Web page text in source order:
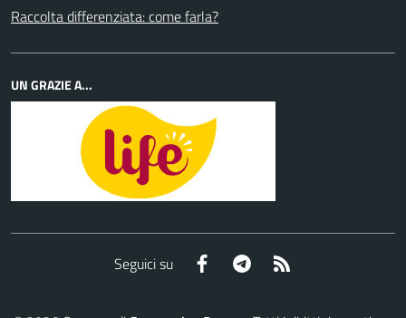
Raccolta differenziata: come farla?
UN GRAZIE A...
Seguici su Facebook Telegram